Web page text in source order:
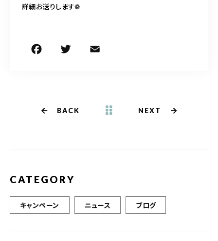
詳細お送りします❁
b
o
r
BACK NEXT
CATEGORY
キャンペーン ニュース ブログ